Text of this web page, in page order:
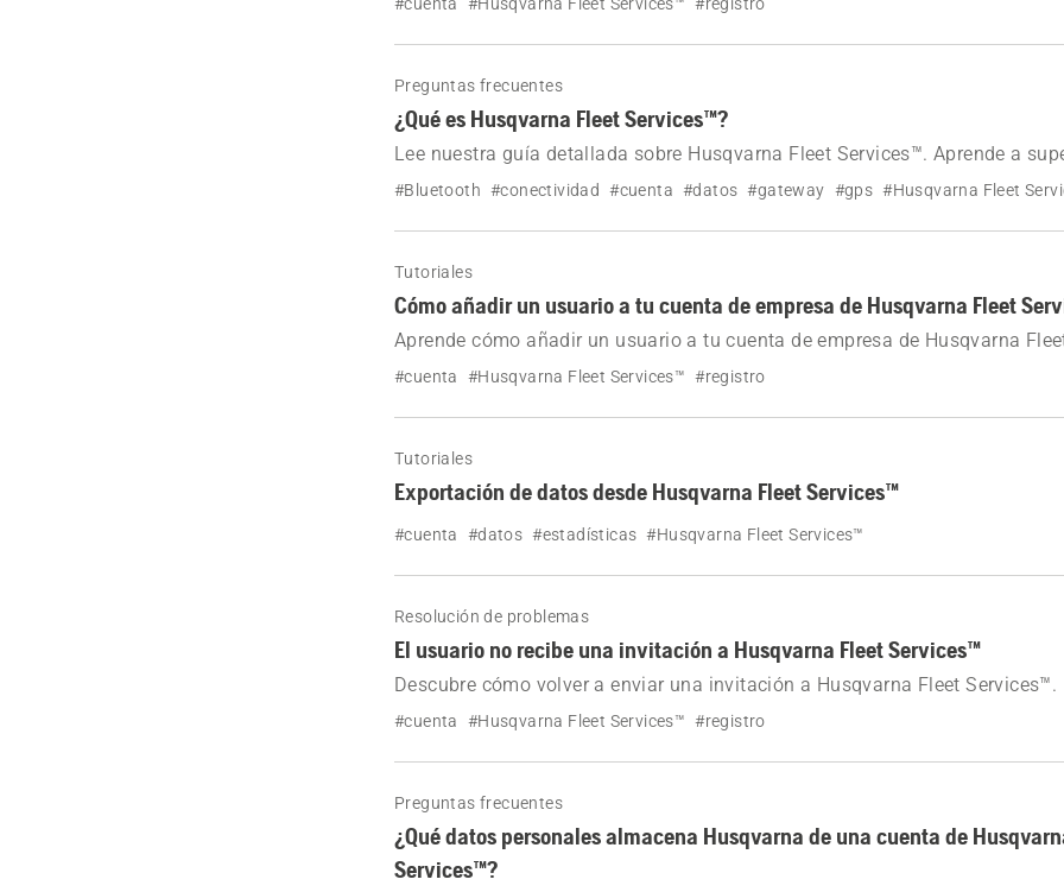
Preguntas frecuentes
¿Qué es Husqvarna Fleet Services™?
Lee nuestra guía detallada sobre Husqvarna Fleet Services™. Aprende a
equipo, descubre el papel de las aplicaciones móviles y de la gateway, y
#Bluetooth #conectividad #cuenta #datos #gateway #gps #Husqvarna Fleet
Tutoriales
Cómo añadir un usuario a tu cuenta de empresa de Husqvarna Fleet
Aprende cómo añadir un usuario a tu cuenta de empresa de Husqvarna
Nuestra guía te proporciona instrucciones claras, desde el inicio de sesión
#cuenta #Husqvarna Fleet Services™ #registro
Tutoriales
Exportación de datos desde Husqvarna Fleet Services™
#cuenta #datos #estadísticas #Husqvarna Fleet Services™
Resolución de problemas
El usuario no recibe una invitación a Husqvarna Fleet Services™
Descubre cómo volver a enviar una invitación a Husqvarna Fleet Services™.
#cuenta #Husqvarna Fleet Services™ #registro
Preguntas frecuentes
¿Qué datos personales almacena Husqvarna de una cuenta de
Services™?